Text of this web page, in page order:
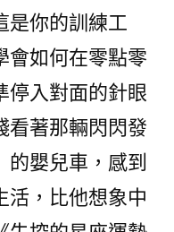
是你的訓練工
會如何在零點零
停入對面的針眼
看著那輛閃閃發
嬰兒車，感到
活，比他想象中